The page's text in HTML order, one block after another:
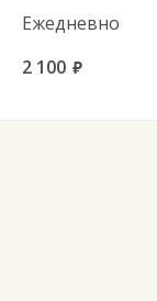
Ежедневно
2 100 руб.